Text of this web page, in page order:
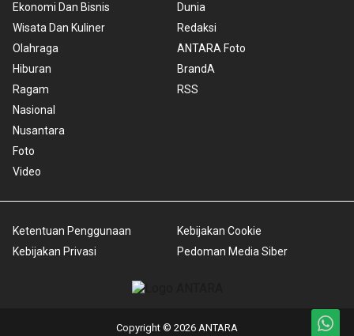
Ekonomi Dan Bisnis
Wisata Dan Kuliner
Olahraga
Hiburan
Ragam
Nasional
Nusantara
Foto
Video
Dunia
Redaksi
ANTARA Foto
BrandA
RSS
Ketentuan Penggunaan
Kebijakan Privasi
Kebijakan Cookie
Pedoman Media Siber
Copyright © 2026 ANTARA